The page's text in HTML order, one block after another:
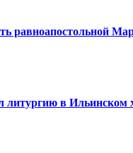
равноапостольной
в Ильинском